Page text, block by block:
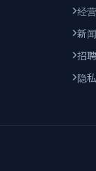
经
新闻
招
隐